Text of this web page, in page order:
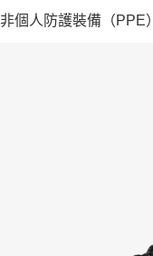
非個人防護裝備（PPE